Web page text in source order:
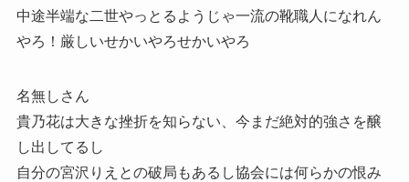
中途半端な二世やっとるようじゃ一流の靴職人になれん
やろ！厳しいせかいやろせかいやろ
名無しさん
貴乃花は大きな挫折を知らない、今まだ絶対的強さを醸
し出してるし
自分の宮沢りえとの破局もあるし協会には何らかの恨み